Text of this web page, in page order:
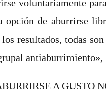
voluntariamente
de aburrirse
los resultados, todas
grupal
A GUSTO